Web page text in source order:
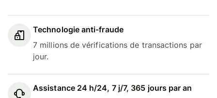
Technologie anti-fraude
7 millions de vérifications de transactions par
jour.
Assistance 24 h/24, 7 j/7, 365 jours par an